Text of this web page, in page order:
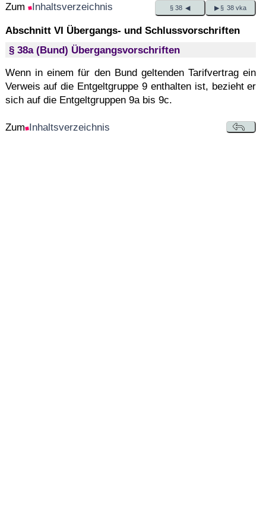
Zum Inhaltsverzeichnis § 38 ◀ ▶ § 38 vka
Abschnitt VI Übergangs- und Schlussvorschriften
§ 38a (Bund) Übergangsvorschriften
Wenn in einem für den Bund geltenden Tarifvertrag ein
Verweis auf die Entgeltgruppe 9 enthalten ist, bezieht er
sich auf die Entgeltgruppen 9a bis 9c.
Zum Inhaltsverzeichnis